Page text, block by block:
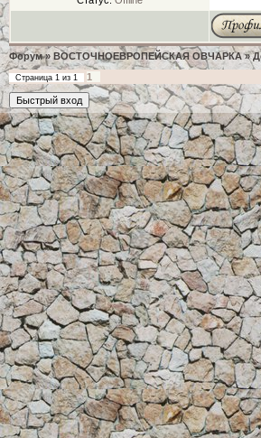
Форум » ВОСТОЧНОЕВРОПЕЙСКАЯ ОВЧАРКА »
Страница 1 из 1 1